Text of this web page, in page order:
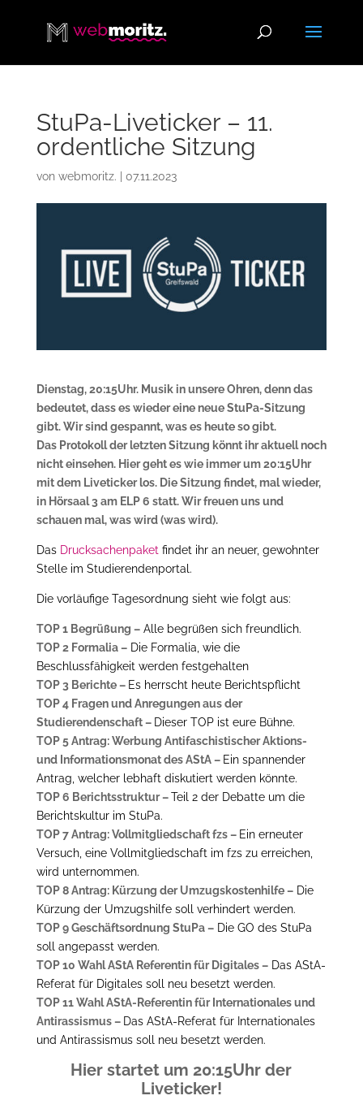
StuPa-Liveticker – 11.
ordentliche Sitzung
von webmoritz. 07.11.2023
Dienstag, 20:15Uhr. Musik in unsere Ohren, denn das
bedeutet, dass es wieder eine neue StuPa-Sitzung
gibt. Wir sind gespannt, was es heute so gibt.
Das Protokoll der letzten Sitzung könnt ihr aktuell noch
nicht einsehen. Hier geht es wie immer um 20:15Uhr
mit dem Liveticker los. Die Sitzung findet, mal wieder,
in Hörsaal 3 am ELP 6 statt. Wir freuen uns und
schauen mal, was wird (was wird).
Das Drucksachenpaketfindet ihr an neuer, gewohnter
Stelle im Studierendenportal.
Die vorläufige Tagesordnung sieht wie folgt aus:
TOP 1 Begrüßung –Alle begrüßen sich freundlich.
TOP 2 Formalia –Die Formalia, wie die
Beschlussfähigkeit werden festgehalten
TOP 3 Berichte – Es herrscht heute Berichtspflicht
TOP 4 Fragen und Anregungen aus der
Studierendenschaft – Dieser TOP ist eure Bühne.
TOP 5 Antrag: Werbung Antifaschistischer Aktions-
und Informationsmonat des AStA – Ein spannender
Antrag, welcher lebhaft diskutiert werden könnte.
TOP 6 Berichtsstruktur –Teil 2 der Debatte um die
Berichtskultur im StuPa.
TOP 7 Antrag: Vollmitgliedschaft fzs – Ein erneuter
Versuch, eine Vollmitgliedschaft im fzs zu erreichen,
wird unternommen.
TOP 8 Antrag: Kürzung der Umzugskostenhilfe –Die
Kürzung der Umzugshilfe soll verhindert werden.
TOP 9 Geschäftsordnung StuPa –Die GO des StuPa
soll angepasst werden.
TOP 10 Wahl AStA Referentin für Digitales –Das AStA-
Referat für Digitales soll neu besetzt werden.
TOP 11 Wahl AStA-Referentin für Internationales und
Antirassismus – Das AStA-Referat für Internationales
und Antirassismus soll neu besetzt werden.
Hier startet um 20:15Uhr der
Liveticker!